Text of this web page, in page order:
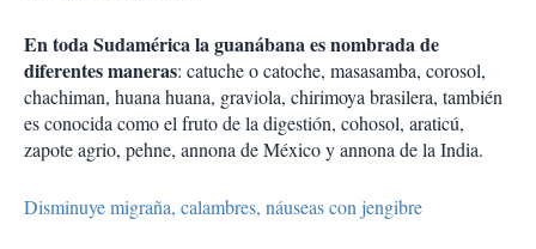
En toda Sudamérica la guanábana es nombrada de
diferentes maneras: catuche o catoche, masasamba, corosol,
chachiman, huana huana, graviola, chirimoya brasilera, también
es conocida como el fruto de la digestión, cohosol, araticú,
zapote agrio, pehne, annona de México y annona de la India.
Disminuye migraña, calambres, náuseas con jengibre